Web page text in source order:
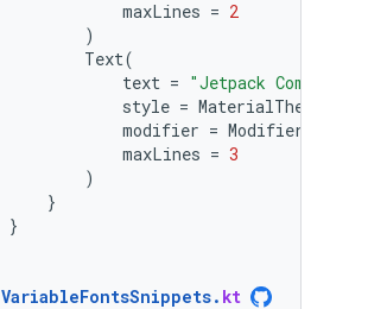
maxLines = 2
)
Text(
text = "Jetpack
style = MaterialTheme
modifier = Modifier
maxLines = 3
)
}
}
VariableFontsSnippets. kt